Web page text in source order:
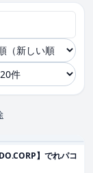
】でれパコ